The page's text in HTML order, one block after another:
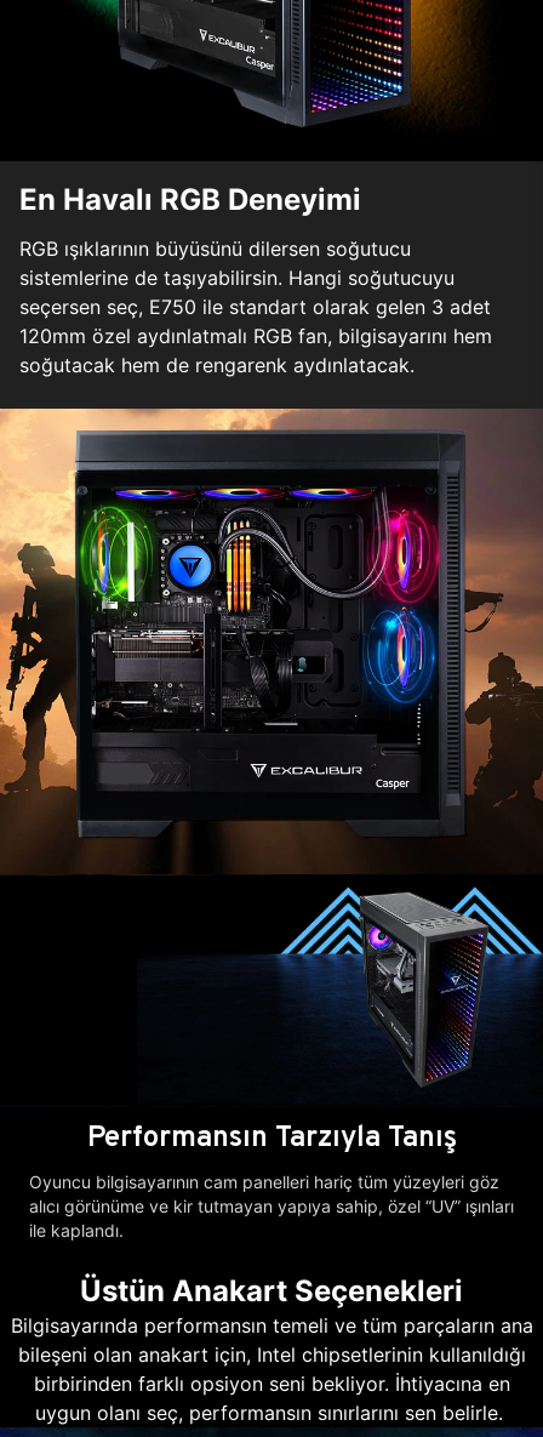
En Havalı RGB Deneyimi
RGB ışıklarının büyüsünü dilersen soğutucu
sistemlerine de taşıyabilirsin. Hangi soğutucuyu
seçersen seç, E750 ile standart olarak gelen 3 adet
120mm özel aydınlatmalı RGB fan, bilgisayarını hem
soğutacak hem de rengarenk aydınlatacak.
Performansın Tarzıyla Tanış
Oyuncu bilgisayarının cam panelleri hariç tüm yüzeyleri göz
alıcı görünüme ve kir tutmayan yapıya sahip, özel “UV” ışınları
ile kaplandı.
Üstün Anakart Seçenekleri
Bilgisayarında performansın temeli ve tüm parçaların ana
bileşeni olan anakart için, Intel chipsetlerinin kullanıldığı
birbirinden farklı opsiyon seni bekliyor. İhtiyacına en
uygun olanı seç, performansın sınırlarını sen belirle.